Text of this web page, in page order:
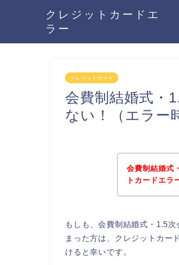
クレジットカードエ
ラー
クレジットカード
会費制結婚式・
ない！（エラー
会費制結婚式
トカードエラ
もしも、会費制結婚式・1.5
まった方は、クレジットカー
けると幸いです。